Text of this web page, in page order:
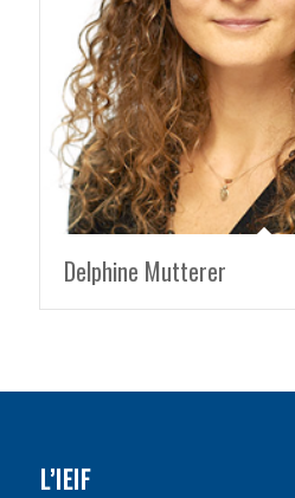
Delphine Mutterer
L’IEIF